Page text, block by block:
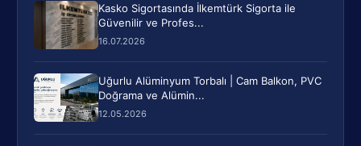
Kasko Sigortasında İlkemtürk Sigorta ile
Güvenilir ve Profes...
16.07.2026
Uğurlu Alüminyum Torbalı | Cam Balkon, PVC
Doğrama ve Alümin...
12.05.2026